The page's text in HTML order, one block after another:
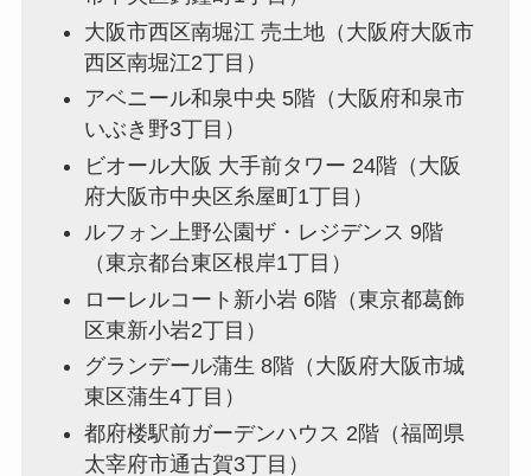
大阪市西区南堀江 売土地（大阪府大阪市
西区南堀江2丁目）
アベニール和泉中央 5階（大阪府和泉市
いぶき野3丁目）
ビオール大阪 大手前タワー 24階（大阪
府大阪市中央区糸屋町1丁目）
ルフォン上野公園ザ・レジデンス 9階
（東京都台東区根岸1丁目）
ローレルコート新小岩 6階（東京都葛飾
区東新小岩2丁目）
グランデール蒲生 8階（大阪府大阪市城
東区蒲生4丁目）
都府楼駅前ガーデンハウス 2階（福岡県
太宰府市通古賀3丁目）